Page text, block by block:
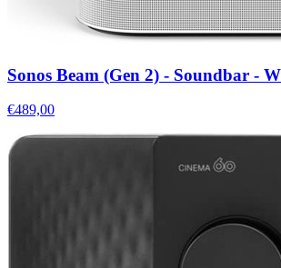
Sonos Beam (Gen 2) - Soundbar -
€489,00